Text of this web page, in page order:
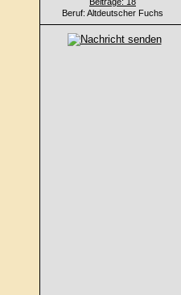
Beruf: Altdeutscher Fuchs